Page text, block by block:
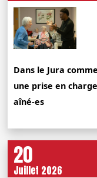
Dans le Jura
une prise en
aîné-es
20
Juillet 2026